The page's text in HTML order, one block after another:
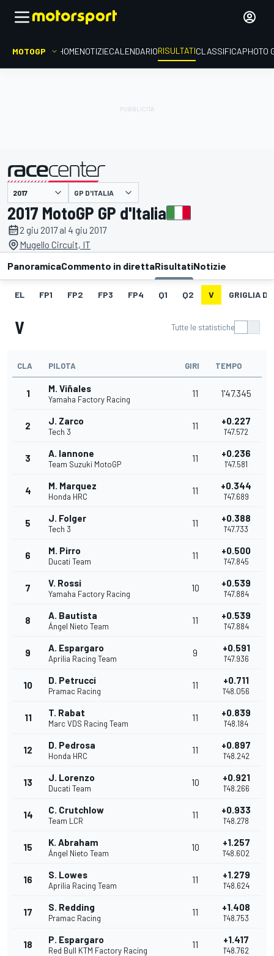
MOTOGP HOMENOTIZIECALENDARIORISULTATICLASSIFICAPHOTO
presentato da GP D'ITALIA
2017 MotoGP GP d'Italia
2 giu 2017 al 4 giu 2017
Mugello Circuit, IT
PanoramicaCommento in direttaRisultatiNotizie
EL FP1 FP2 FP3 FP4 Q1 Q2 V GRIGLIA DI
V Tutte le statistiche
CLA PILOTA GIRI TEMPO
1 M. Viñales
Yamaha Factory Racing
11 1'47.345
2 J. Zarco
Tech 3
11 +0.227
1'47.572
3 A. Iannone
Team Suzuki MotoGP
11 +0.236
1'47.581
4 M. Marquez
Honda HRC
11 +0.344
1'47.689
5 J. Folger
Tech 3
11 +0.388
1'47.733
6 M. Pirro
Ducati Team
11 +0.500
1'47.845
7 V. Rossi
Yamaha Factory Racing
10 +0.539
1'47.884
8 A. Bautista
Ángel Nieto Team
11 +0.539
1'47.884
9 A. Espargaro
Aprilia Racing Team
9 +0.591
1'47.936
10 D. Petrucci
Pramac Racing
11 +0.711
1'48.056
11 T. Rabat
Marc VDS Racing Team
11 +0.839
1'48.184
12 D. Pedrosa
Honda HRC
11 +0.897
1'48.242
13 J. Lorenzo
Ducati Team
10 +0.921
1'48.266
14 C. Crutchlow
Team LCR
11 +0.933
1'48.278
15 K. Abraham
Ángel Nieto Team
10 +1.257
1'48.602
16 S. Lowes
Aprilia Racing Team
11 +1.279
1'48.624
17 S. Redding
Pramac Racing
11 +1.408
1'48.753
18 P. Espargaro
Red Bull KTM Factory Racing
11 +1.417
1'48.762